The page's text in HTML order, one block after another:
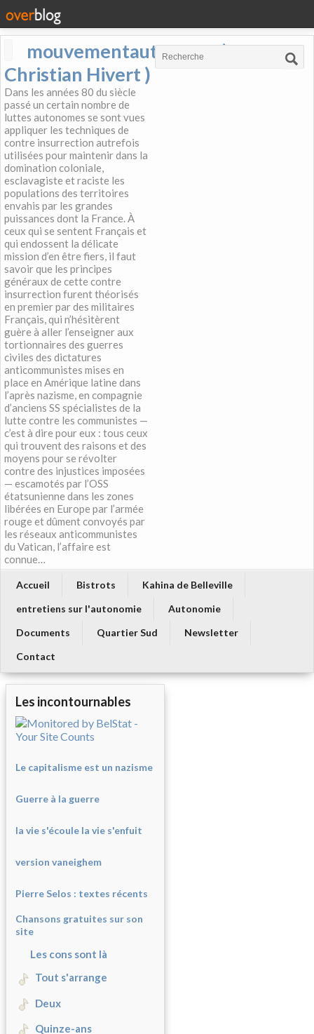
mouvementautonome (
Christian Hivert )
Dans les années 80 du siècle
passé un certain nombre de
luttes autonomes se sont vues
appliquer les techniques de
contre insurrection autrefois
utilisées pour maintenir dans la
domination coloniale,
esclavagiste et raciste les
populations des territoires
envahis par les grandes
puissances dont la France. À
ceux qui se sentent Français et
qui endossent la délicate
mission d’en être fiers, il faut
savoir que les principes
généraux de cette contre
insurrection furent théorisés
en premier par des militaires
Français, qui n’hésitèrent
guère à aller l’enseigner aux
tortionnaires des guerres
civiles des dictatures
anticommunistes mises en
place en Amérique latine dans
l’après nazisme, en compagnie
d’anciens SS spécialistes de la
lutte contre les communistes —
c’est à dire pour eux : tous ceux
qui trouvent des raisons et des
moyens pour se révolter
contre des injustices imposées
— escamotés par l’OSS
étatsunienne dans les zones
libérées en Europe par l’armée
rouge et dûment convoyés par
les réseaux anticommunistes
du Vatican, l’affaire est
connue…
Accueil Bistrots
Kahina de Belleville
entretiens sur l'autonomie
Autonomie
Documents
Quartier Sud
Newsletter
Contact
Les incontournables
Le capitalisme est un nazisme
Guerre à la guerre
la vie s'écoule la vie s'enfuit
version vaneighem
Pierre Selos : textes récents
Chansons gratuites sur son
site
Les cons sont là
Tout s'arrange
Deux
Quinze-ans